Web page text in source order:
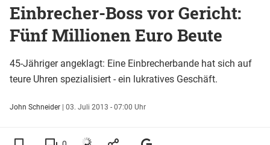
Einbrecher-Boss vor Gericht:
Fünf Millionen Euro Beute
45-Jähriger angeklagt: Eine Einbrecherbande hat sich auf
teure Uhren spezialisiert - ein lukratives Geschäft.
John Schneider | 03. Juli 2013 - 07:00 Uhr